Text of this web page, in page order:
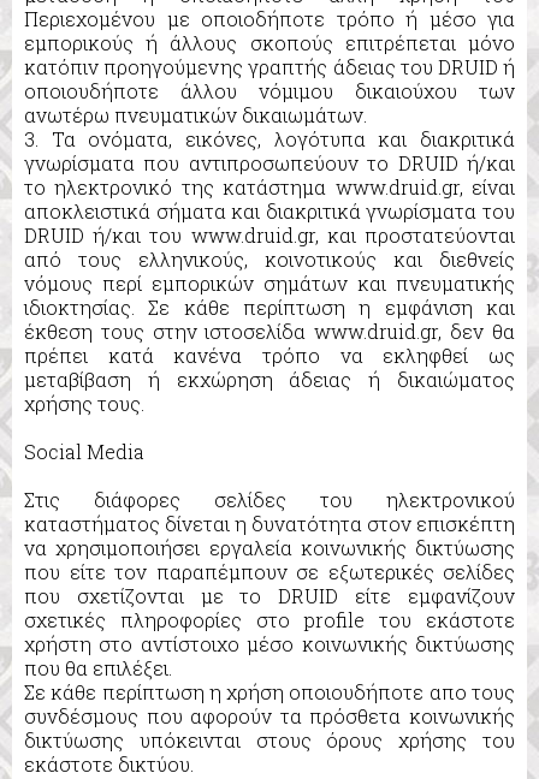
Περιεχομένου με οποιοδήποτε τρόπο ή μέσο για
εμπορικούς ή άλλους σκοπούς επιτρέπεται μόνο
κατόπιν προηγούμενης γραπτής άδειας του DRUID ή
οποιουδήποτε άλλου νόμιμου δικαιούχου των
ανωτέρω πνευματικών δικαιωμάτων.
3. Τα ονόματα, εικόνες, λογότυπα και διακριτικά
γνωρίσματα που αντιπροσωπεύουν τo DRUID ή/και
το ηλεκτρονικό της κατάστημα www.druid.gr, είναι
αποκλειστικά σήματα και διακριτικά γνωρίσματα του
DRUID ή/και του www.druid.gr, και προστατεύονται
από τους ελληνικούς, κοινοτικούς και διεθνείς
νόμους περί εμπορικών σημάτων και πνευματικής
ιδιοκτησίας. Σε κάθε περίπτωση η εμφάνιση και
έκθεση τους στην ιστοσελίδα www.druid.gr, δεν θα
πρέπει κατά κανένα τρόπο να εκληφθεί ως
μεταβίβαση ή εκχώρηση άδειας ή δικαιώματος
χρήσης τους.
Social Media
Στις διάφορες σελίδες του ηλεκτρονικού
καταστήματος δίνεται η δυνατότητα στον επισκέπτη
να χρησιμοποιήσει εργαλεία κοινωνικής δικτύωσης
που είτε τον παραπέμπουν σε εξωτερικές σελίδες
που σχετίζονται με τo DRUID είτε εμφανίζουν
σχετικές πληροφορίες στο profile του εκάστοτε
χρήστη στο αντίστοιχο μέσο κοινωνικής δικτύωσης
που θα επιλέξει.
Σε κάθε περίπτωση η χρήση οποιουδήποτε απο τους
συνδέσμους που αφορούν τα πρόσθετα κοινωνικής
δικτύωσης υπόκεινται στους όρους χρήσης του
εκάστοτε δικτύου.